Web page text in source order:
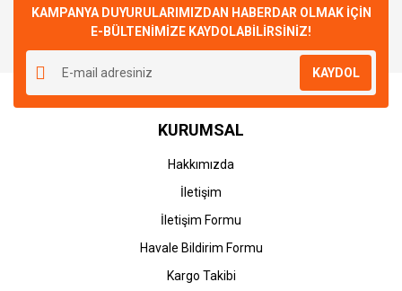
Yorum Yaz
Görüş ve önerileriniz için teşekkür ederiz.
Ürün resmi kalitesiz, bozuk veya görüntülenemiyor.
Ürün açıklamasında eksik bilgiler bulunuyor.
Ürün bilgilerinde hatalar bulunuyor.
Ürün fiyatı diğer sitelerden daha pahalı.
Gönder
KAMPANYA DUYURULARIMIZDAN HABERDAR OLMAK İÇİN
E-BÜLTENİMİZE KAYDOLABİLİRSİNİZ!
KAYDOL
KURUMSAL
Hakkımızda
İletişim
İletişim Formu
Havale Bildirim Formu
Kargo Takibi